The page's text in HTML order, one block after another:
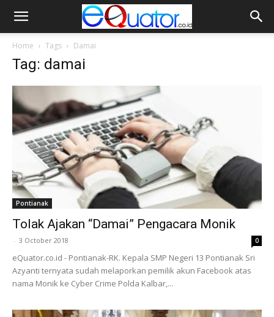
Home Tags Damai
Tag: damai
Pontianak
Tolak Ajakan “Damai” Pengacara Monik
- 3 October 2018 0
eQuator.co.id - Pontianak-RK. Kepala SMP Negeri 13 Pontianak Sri
Azyanti ternyata sudah melaporkan pemilik akun Facebook atas
nama Monik ke Cyber Crime Polda Kalbar,...